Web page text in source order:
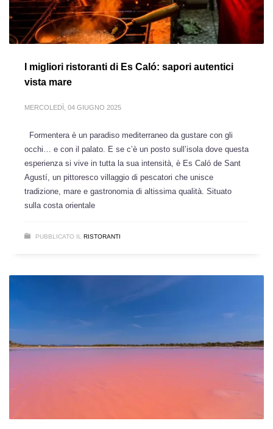
I migliori ristoranti di Es Caló: sapori autentici
vista mare
MERCOLEDÌ, 04 GIUGNO 2025
Formentera è un paradiso mediterraneo da gustare con gli
occhi… e con il palato. E se c’è un posto sull’isola dove questa
esperienza si vive in tutta la sua intensità, è Es Caló de Sant
Agustí, un pittoresco villaggio di pescatori che unisce
tradizione, mare e gastronomia di altissima qualità. Situato
sulla costa orientale
PUBBLICATO IL RISTORANTI